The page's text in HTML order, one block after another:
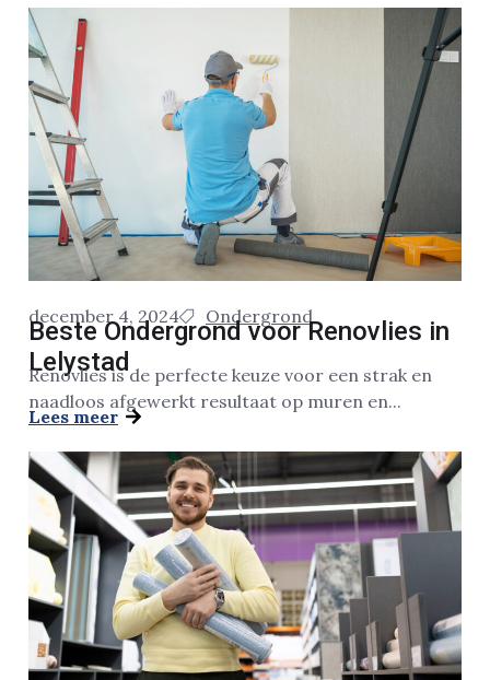
december 4, 2024 Ondergrond
Beste Ondergrond voor Renovlies in
Lelystad
Renovlies is de perfecte keuze voor een strak en
naadloos afgewerkt resultaat op muren en...
Lees meer